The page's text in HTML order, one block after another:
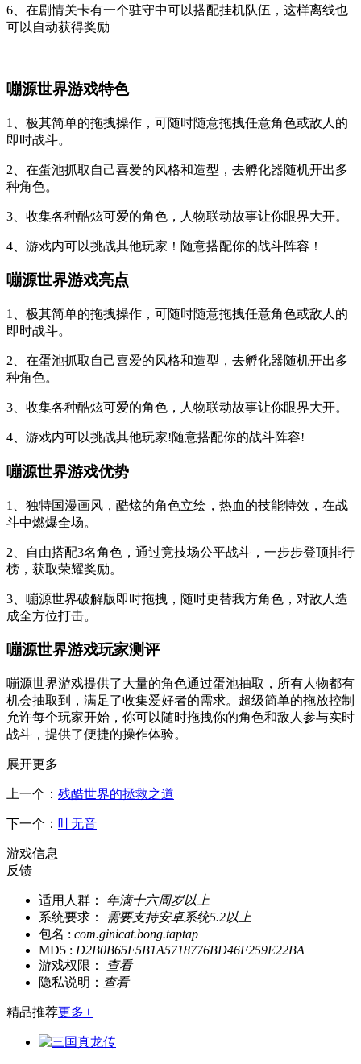
6、在剧情关卡有一个驻守中可以搭配挂机队伍，这样离线也
可以自动获得奖励
嘣源世界游戏特色
1、极其简单的拖拽操作，可随时随意拖拽任意角色或敌人的
即时战斗。
2、在蛋池抓取自己喜爱的风格和造型，去孵化器随机开出多
种角色。
3、收集各种酷炫可爱的角色，人物联动故事让你眼界大开。
4、游戏内可以挑战其他玩家！随意搭配你的战斗阵容！
嘣源世界游戏亮点
1、极其简单的拖拽操作，可随时随意拖拽任意角色或敌人的
即时战斗。
2、在蛋池抓取自己喜爱的风格和造型，去孵化器随机开出多
种角色。
3、收集各种酷炫可爱的角色，人物联动故事让你眼界大开。
4、游戏内可以挑战其他玩家!随意搭配你的战斗阵容!
嘣源世界游戏优势
1、独特国漫画风，酷炫的角色立绘，热血的技能特效，在战
斗中燃爆全场。
2、自由搭配3名角色，通过竞技场公平战斗，一步步登顶排行
榜，获取荣耀奖励。
3、嘣源世界破解版即时拖拽，随时更替我方角色，对敌人造
成全方位打击。
嘣源世界游戏玩家测评
嘣源世界游戏提供了大量的角色通过蛋池抽取，所有人物都有
机会抽取到，满足了收集爱好者的需求。超级简单的拖放控制
允许每个玩家开始，你可以随时拖拽你的角色和敌人参与实时
战斗，提供了便捷的操作体验。
展开更多
上一个： 残酷世界的拯救之道
下一个： 叶无音
游戏信息
反馈
适用人群：
年满十六周岁以上
系统要求：
需要支持安卓系统5.2以上
包名 : com.ginicat.bong.taptap
MD5 : D2B0B65F5B1A5718776BD46F259E22BA
游戏权限：
查看
隐私说明： 查看
精品推荐更多+